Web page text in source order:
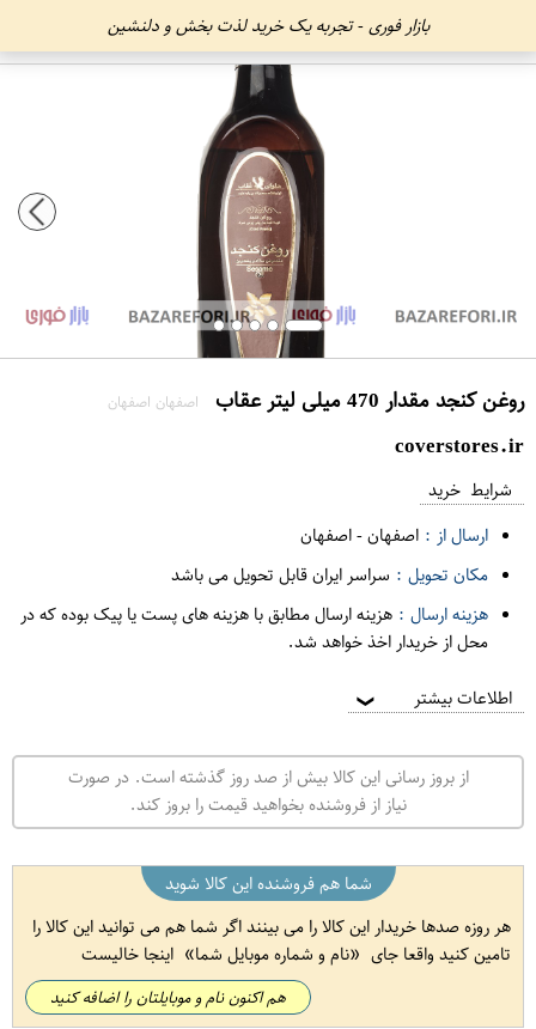
بازار فوری - تجربه یک خرید لذت بخش و دلنشین
روغن کنجد مقدار 470 میلی لیتر عقاب اصفهان اصفهان
coverstores.ir
شرایط خرید
ارسال از : اصفهان-اصفهان
مکان تحویل : سراسر ایران قابل تحویل می باشد
هزینه ارسال : هزینه ارسال مطابق با هزینه های پست یا پیک بوده که در
محل از خریدار اخذ خواهد شد.
اطلاعات بیشتر ❯
از بروز رسانی این کالا بیش از صد روز گذشته است. در صورت
نیاز از فروشنده بخواهید قیمت را بروز کند.
شما هم فروشنده این کالا شوید
هر روزه صدها خریدار این کالا را می بینند اگر شما هم می توانید این کالا را
تامین کنید واقعا جای
نام و شماره موبایل شما اینجا خالیست
هم اکنون نام و موبایلتان را اضافه کنید